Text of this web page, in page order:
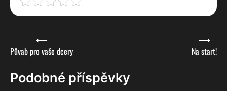
Navigace
pro
příspěvek
⟵
Půvab pro vaše dcery
Na start!
⟶
Podobné příspěvky